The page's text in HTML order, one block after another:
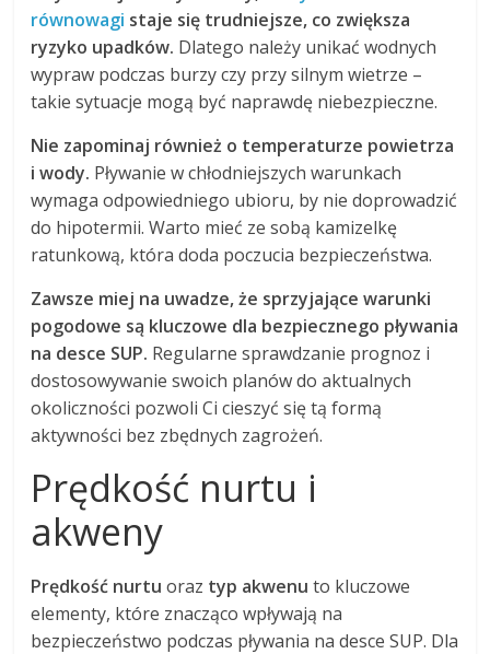
równowagi staje się trudniejsze, co zwiększa
ryzyko upadków. Dlatego należy unikać wodnych
wypraw podczas burzy czy przy silnym wietrze –
takie sytuacje mogą być naprawdę niebezpieczne.
Nie zapominaj również o temperaturze powietrza
i wody. Pływanie w chłodniejszych warunkach
wymaga odpowiedniego ubioru, by nie doprowadzić
do hipotermii. Warto mieć ze sobą kamizelkę
ratunkową, która doda poczucia bezpieczeństwa.
Zawsze miej na uwadze, że sprzyjające warunki
pogodowe są kluczowe dla bezpiecznego pływania
na desce SUP. Regularne sprawdzanie prognoz i
dostosowywanie swoich planów do aktualnych
okoliczności pozwoli Ci cieszyć się tą formą
aktywności bez zbędnych zagrożeń.
Prędkość nurtu i
akweny
Prędkość nurtu oraz typ akwenu to kluczowe
elementy, które znacząco wpływają na
bezpieczeństwo podczas pływania na desce SUP. Dla